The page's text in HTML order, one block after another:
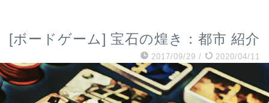
[ボードゲーム] 宝石の煌き：都市 紹介
2017/09/29 / 2020/04/11